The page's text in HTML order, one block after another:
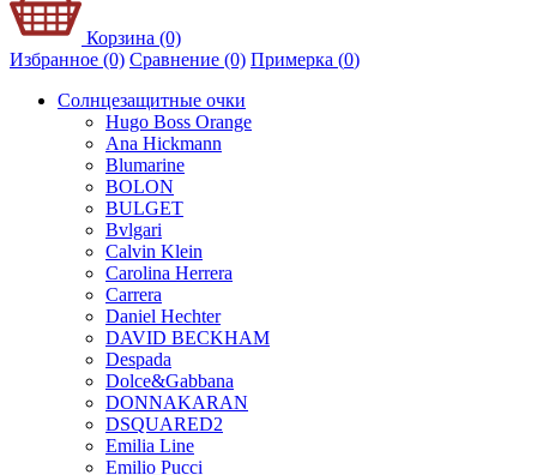
Корзина (0)
Избранное (0) Сравнение (0) Примерка (0)
Солнцезащитные очки
Hugo Boss Orange
Ana Hickmann
Blumarine
BOLON
BULGET
Bvlgari
Calvin Klein
Carolina Herrera
Carrera
Daniel Hechter
DAVID BECKHAM
Despada
Dolce&Gabbana
DONNAKARAN
DSQUARED2
Emilia Line
Emilio Pucci